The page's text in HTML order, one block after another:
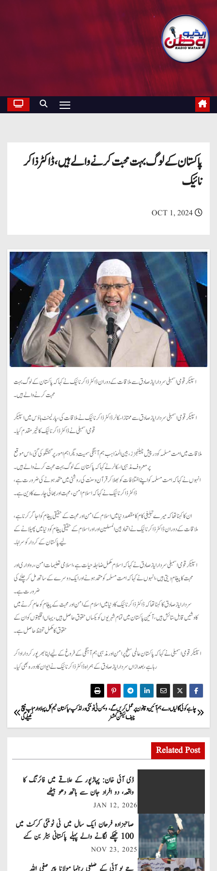
پاکستان کے لوگ بہت محبت کرنے والے ہیں، ڈاکٹر ذاکر
نائیک
OCT 1, 2024
اسپیکر قومی اسمبلی سردار ایاز صادق سے ملاقات کے دوران ڈاکٹر ذاکر نائیک نے کہا کہ پاکستان کے لوگ بہت
محبت کرنے والے ہیں۔
اسپیکر قومی اسمبلی سردار ایاز صادق سے ممتاز اسکالر ڈاکٹر ذاکر نائیک نے ملاقات کی، پارلیمنٹ ہاؤس میں اسپیکر
قومی اسمبلی نے ڈاکٹر ذاکر نائیک کا خیرمقدم کیا۔
ملاقات میں امت مسلمہ کو درپیش چیلنجزز، بین المذاہب ہم آہنگی سمیت دیگر اہم امور پر گفتگو کی گئی، اس موقع
پرمعروف مذہبی اسکالر نے کہا کہ پاکستان کے لوگ بہت محبت کرنے والے ہیں۔
انہوں نے کہا کہ امت مسلمہ کو اپنے اختلافات کو بھلا کر قرآن و سنت کی روشنی میں متحد ہونے کی ضرورت ہے،
ڈاکٹر ذا کر نائیک نے کہا کہ اسلام امن، محبت اور بھائی چارے کا دین ہے۔
ان کا کہنا تھا کہ میرے تبلیغی کام کا مقصد دنیا میں اسلام کے امن اور محبت کے حقیقی پیغام کو اجاگر کرنا ہے،
ملاقات کے دوران ڈاکٹر ذاکر نائیک نے اتحاد بین المسلمین اور اور اسلام کے حقیقی پیغام کو دنیا میں پھیلانے کے
لیے پاکستان کے کردار کو سراہا۔
اسپیکر قومی اسمبلی سردار ایاز صادق نے کہا کہ اسلام مکمل ضابطہ حیات ہے،اسلامی تعلیمات امن، رواداری اور
محبت کا پیغام دیتی ہیں،انہوں نے کہا کہ امت مسلمہ کو متحد ہونے اور ایک دوسرے کے ساتھ مل کر چلنے کی
ضرورت ہے۔
سردار ایاز صادق کا کہنا تھا کہ ڈاکٹر ذا کر نائیک کا دنیا میں اسلام کے امن اور محبت کے پیغام کو عام کرنے میں
کاوشیں قابل ستائش ہیں، آئین پاکستان میں تمام شہریوں کو یکساں حقوق حاصل ہیں، یہاں اقلیتوں کو ان کے
حقوق کا مکمل تحفظ حاصل ہے۔
اسپیکر قومی اسمبلی نے کہا کہ پاکستان عالمی سطح پر امن اور مذہبی ہم آہنگی کے فروغ کے لیے اپنا بھرپور کردار ادا کر
رہا ہے، بعد ازاں سردار ایاز صادق کے ہمراہ ڈاکٹر ذا کر نائیک نے ایوان کا دورہ بھی کیا۔
P
o
s
t
a
v
i
ویمن ٹی ٹوئنٹی ورلڈ کپ، پاکستان ٹیم کل پہلا وارم اپ میچ
کھیلے گی
چاہے کوئی گالیاں دے ہم آئین و قانون پر عمل کریں گے،
چیف الیکشن کمشنر
Related Post
ڈی آئی خان: پہاڑپور کے علاقے میں فائرنگ کا
واقعہ، دو افراد جان سے ہاتھ دھو بیٹھے
JAN 12, 2026
صاحبزادہ فرحان ایک سال میں ٹی ٹوئنٹی کرکٹ میں
100 چھکے لگانے والے پہلے پاکستانی بیٹر بن گئے
NOV 23, 2025